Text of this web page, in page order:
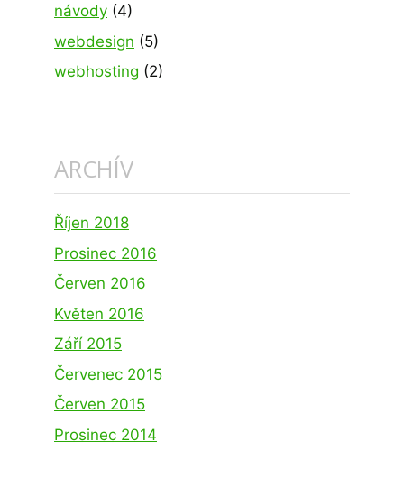
návody (4)
webdesign (5)
webhosting (2)
ARCHÍV
Říjen 2018
Prosinec 2016
Červen 2016
Květen 2016
Září 2015
Červenec 2015
Červen 2015
Prosinec 2014